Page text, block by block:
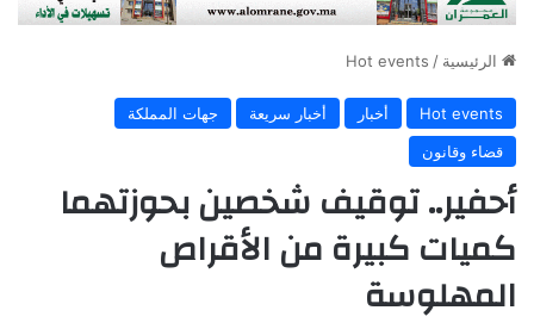
الرئيسية /
Hot events
Hot events أخبار أخبار سريعة
جهات المملكة
قضاء وقانون
أحفير.. توقيف شخصين بحوزتهما
كميات كبيرة من الأقراص
المهلوسة